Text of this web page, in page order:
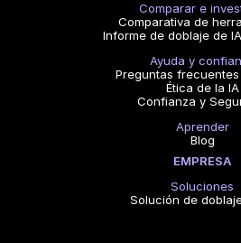
Comparar e
Comparativa de
Informe de doblaje de
Ayuda y
Preguntas
Ética de la IA
Confianza y
Aprender
Blog
EMPRESA
Soluciones
Solución de